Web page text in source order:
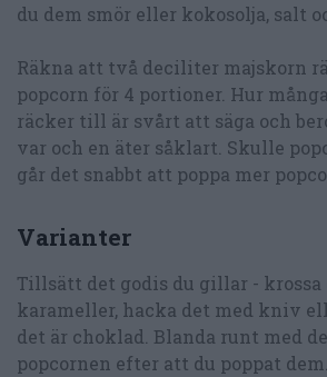
du dem smör eller kokosolja, salt
Räkna att två deciliter majskorn
popcorn för 4 portioner. Hur
räcker till är svårt att säga och
var och en äter såklart. Skulle
går det snabbt att poppa mer
Varianter
Tillsätt det godis du gillar - krossa
karameller, hacka det med kniv
det är choklad. Blanda runt med
popcornen efter att du poppat